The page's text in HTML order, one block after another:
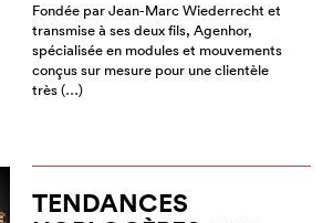
Fondée par Jean-Marc Wiederrecht et
transmise à ses deux fils, Agenhor,
spécialisée en modules et mouvements
conçus sur mesure pour une clientèle
très (…)
TENDANCES